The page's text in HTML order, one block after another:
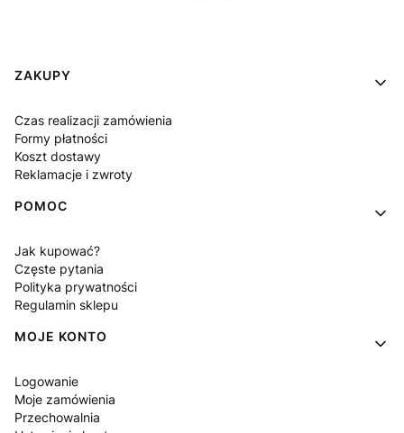
Linki w stopce
ZAKUPY
Czas realizacji zamówienia
Formy płatności
Koszt dostawy
Reklamacje i zwroty
POMOC
Jak kupować?
Częste pytania
Polityka prywatności
Regulamin sklepu
MOJE KONTO
Logowanie
Moje zamówienia
Przechowalnia